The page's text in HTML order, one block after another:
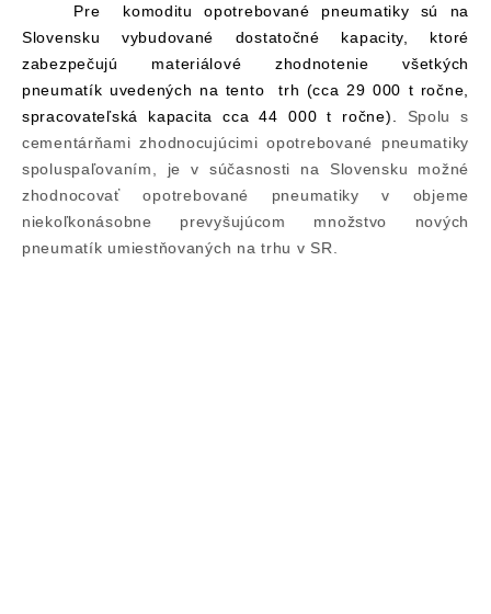
Pre
komoditu opotrebované pneumatiky sú na
Slovensku vybudované dostatočné kapacity, ktoré
zabezpečujú materiálové zhodnotenie všetkých
pneumatík uvedených na tento
trh (cca 29 000 t ročne,
spracovateľská kapacita cca 44 000 t ročne). Spolu s
cementárňami zhodnocujúcimi opotrebované pneumatiky
spoluspaľovaním, je v súčasnosti na Slovensku možné
zhodnocovať opotrebované pneumatiky v objeme
niekoľkonásobne prevyšujúcom množstvo nových
pneumatík umiestňovaných na trhu v SR.